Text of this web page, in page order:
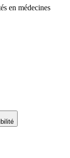
en médecines